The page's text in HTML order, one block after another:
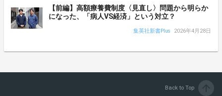
【前編】高額療養費制度〈見直し〉問題から明らか
になった、「病人VS経済」という対立？
集英社新書Plus 2026年4月28日
Back to Top